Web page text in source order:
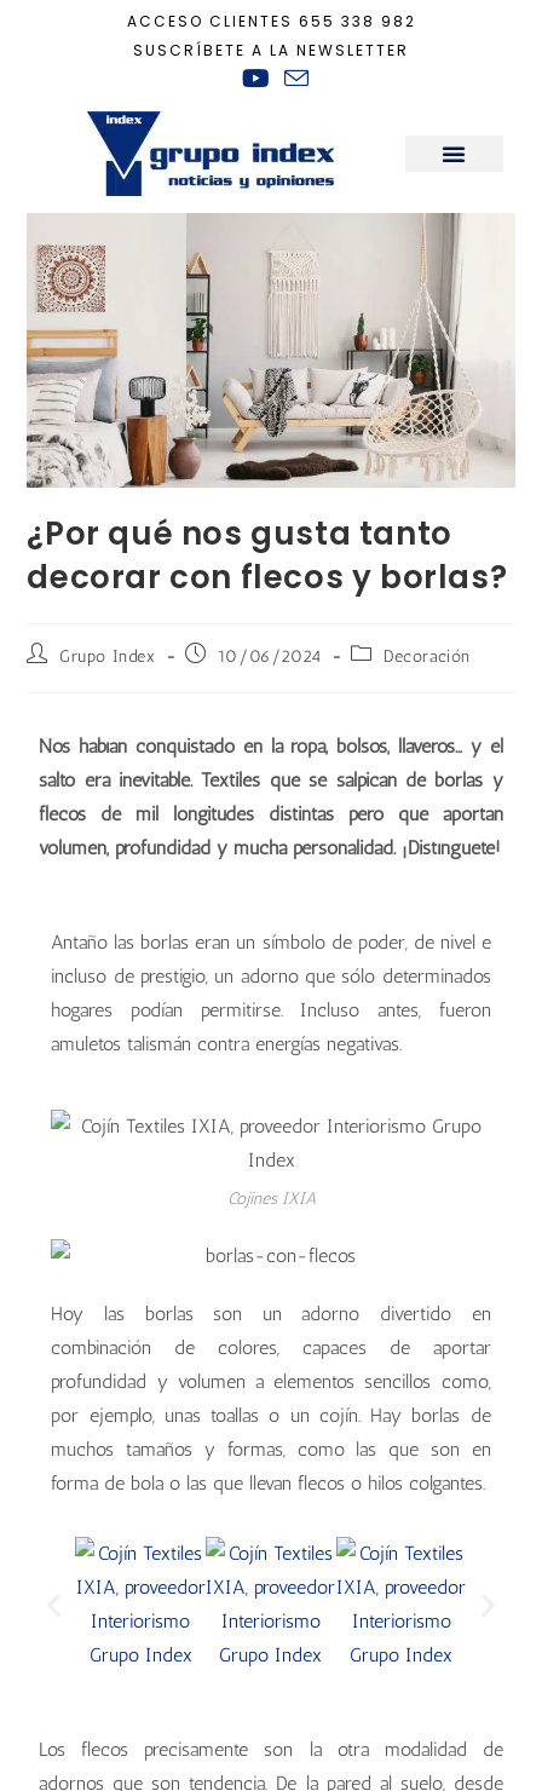
ACCESO CLIENTES 655 338 982
SUSCRÍBETE A LA NEWSLETTER
Decoración
¿Por qué nos gusta tanto
decorar con flecos y borlas?
Grupo Index 10/06/2024 Decoración
Nos habían conquistado en la ropa, bolsos, llaveros… y el
salto era inevitable. Textiles que se salpican de borlas y
flecos de mil longitudes distintas pero que aportan
volumen, profundidad y mucha personalidad. ¡Distínguete!
Antaño las borlas eran un símbolo de poder, de nivel e
incluso de prestigio, un adorno que sólo determinados
hogares podían permitirse. Incluso antes, fueron
amuletos talismán contra energías negativas.
Cojines IXIA
Hoy las borlas son un adorno divertido en
combinación de colores, capaces de aportar
profundidad y volumen a elementos sencillos como,
por ejemplo, unas toallas o un cojín. Hay borlas de
muchos tamaños y formas, como las que son en
forma de bola o las que llevan flecos o hilos colgantes.
Los flecos precisamente son la otra modalidad de
adornos que son tendencia. De la pared al suelo, desde